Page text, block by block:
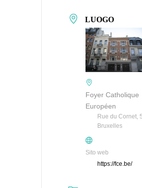
LUOGO
Foyer Catholique
Européen
Rue du Cornet,
Bruxelles
Sito web
https://fce.be/